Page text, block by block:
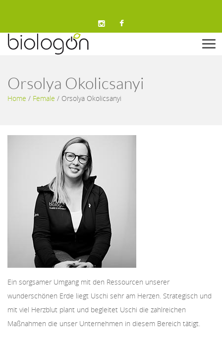
Orsolya Okolicsanyi
Home / Female / Orsolya Okolicsanyi
Ein sorgsamer Umgang mit den Ressourcen unserer
wunderschönen Erde liegt Uschi sehr am Herzen. Strategisch und
mit viel Herzblut plant und begleitet Uschi die zahlreichen
Maßnahmen die unser Unternehmen in diesem Bereich tätigt.